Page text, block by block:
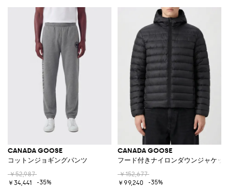
CANADA GOOSE
コットンジョギングパンツ
￥52,987
￥34,441
-35%
CANADA GOOSE
フード付きナイロンダウンジャケッ
￥152,677
￥99,240
-35%